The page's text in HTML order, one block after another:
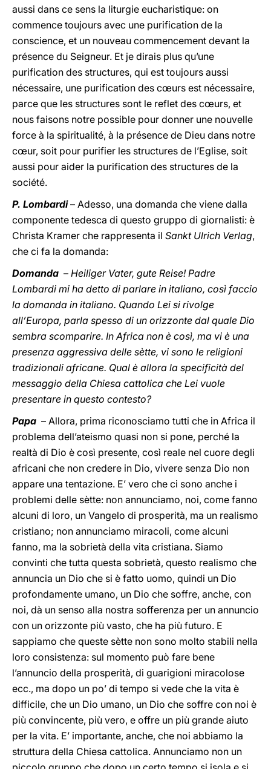
aussi dans ce sens la liturgie eucharistique: on
commence toujours avec une purification de la
conscience, et un nouveau commencement devant la
présence du Seigneur. Et je dirais plus qu’une
purification des structures, qui est toujours aussi
nécessaire, une purification des cœurs est nécessaire,
parce que les structures sont le reflet des cœurs, et
nous faisons notre possible pour donner une nouvelle
force à la spiritualité, à la présence de Dieu dans notre
cœur, soit pour purifier les structures de l’Eglise, soit
aussi pour aider la purification des structures de la
société.
P. Lombardi– Adesso, una domanda che viene dalla
componente tedesca di questo gruppo di giornalisti: è
Christa Kramer che rappresenta il Sankt Ulrich Verlag,
che ci fa la domanda:
Domanda – Heiliger Vater, gute Reise! Padre
Lombardi mi ha detto di parlare in italiano, così faccio
la domanda in italiano. Quando Lei si rivolge
all’Europa, parla spesso di un orizzonte dal quale Dio
sembra scomparire. In Africa non è così, ma vi è una
presenza aggressiva delle sètte, vi sono le religioni
tradizionali africane. Qual è allora la specificità del
messaggio della Chiesa cattolica che Lei vuole
presentare in questo contesto?
Papa – Allora, prima riconosciamo tutti che in Africa il
problema dell’ateismo quasi non si pone, perché la
realtà di Dio è così presente, così reale nel cuore degli
africani che non credere in Dio, vivere senza Dio non
appare una tentazione. E’ vero che ci sono anche i
problemi delle sètte: non annunciamo, noi, come fanno
alcuni di loro, un Vangelo di prosperità, ma un realismo
cristiano; non annunciamo miracoli, come alcuni
fanno, ma la sobrietà della vita cristiana. Siamo
convinti che tutta questa sobrietà, questo realismo che
annuncia un Dio che si è fatto uomo, quindi un Dio
profondamente umano, un Dio che soffre, anche, con
noi, dà un senso alla nostra sofferenza per un annuncio
con un orizzonte più vasto, che ha più futuro. E
sappiamo che queste sètte non sono molto stabili nella
loro consistenza: sul momento può fare bene
l’annuncio della prosperità, di guarigioni miracolose
ecc., ma dopo un po’ di tempo si vede che la vita è
difficile, che un Dio umano, un Dio che soffre con noi è
più convincente, più vero, e offre un più grande aiuto
per la vita. E’ importante, anche, che noi abbiamo la
struttura della Chiesa cattolica. Annunciamo non un